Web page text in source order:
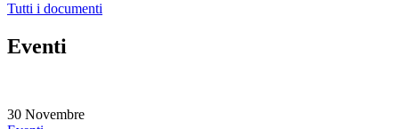
Tutti i documenti
Eventi
30 Novembre